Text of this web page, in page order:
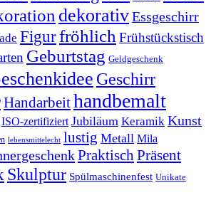
dekorativEssgeschirr
Figurfröhlich Frühstückstisch
Geburtstag Geldgeschenk
Geschirr
Handarbeithandbemalt
ISO-zertifiziert Jubiläum Keramik Kunst
lebensmittelecht lustig Metall Mila
PraktischPräsent
Skulptur Spülmaschinenfest Unikate